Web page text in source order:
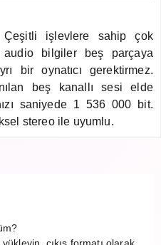
Çeşitli işlevlere sahip çok
bilgiler beş parçaya
bir oynatıcı gerektirmez.
beş kanallı sesi elde
saniyede 1 536 000 bit.
stereo ile uyumlu.
çıkış formatı olarak